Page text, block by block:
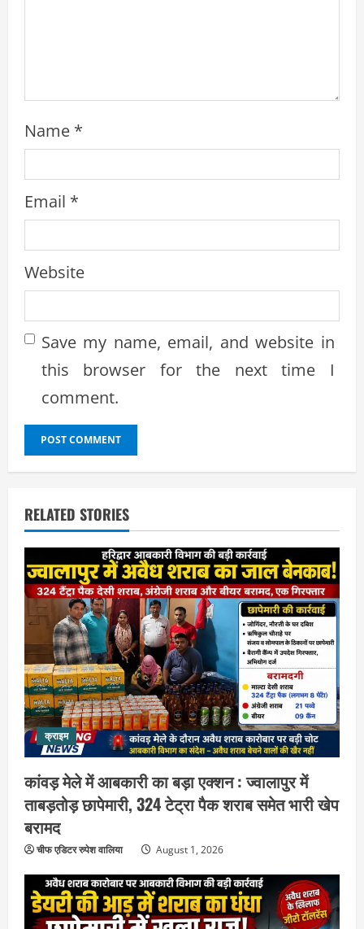
Name *
Email *
Website
Save my name, email, and website in
this browser for the next time I
comment.
RELATED STORIES
क्राइम
कांवड़ मेले में आबकारी का बड़ा एक्शन : ज्वालापुर में
ताबड़तोड़ छापेमारी, 324 टेट्रा पैक शराब समेत भारी खेप
बरामद
चीफ एडिटर रुपेश वालिया August 1, 2026